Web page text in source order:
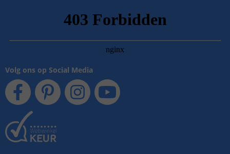
Volg ons op Social Media